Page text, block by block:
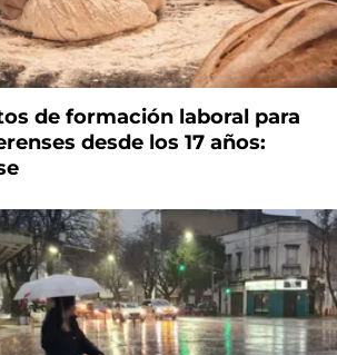
de formación laboral para
desde los 17 años: